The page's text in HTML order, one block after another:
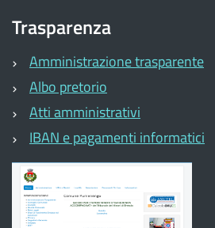
Trasparenza
Amministrazione trasparente
Albo pretorio
Atti amministrativi
IBAN e pagamenti informatici